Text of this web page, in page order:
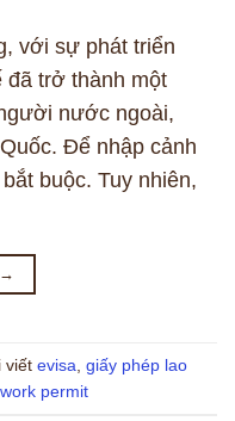
với sự phát triển
đã trở thành một
nước ngoài,
Để nhập cảnh
buộc. Tuy nhiên,
→
viết evisa giấy phép lao
work permit